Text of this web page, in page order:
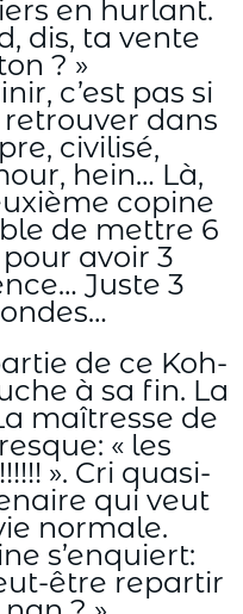
en hurlant.
dis, ta vente
? »
c’est pas si
dans
civilisé,
hein… Là,
copine
de mettre 6
avoir 3
Juste 3
de ce Koh-
à sa fin. La
maîtresse de
« les
». Cri quasi-
qui veut
normale.
s’enquiert:
être repartir